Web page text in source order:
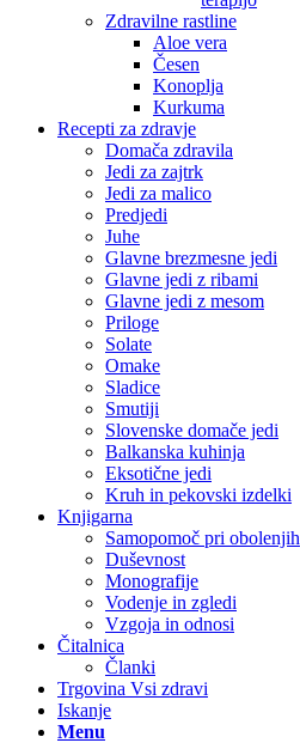
Zdravilne rastline
Aloe vera
Česen
Konoplja
Kurkuma
Recepti za zdravje
Domača zdravila
Jedi za zajtrk
Jedi za malico
Predjedi
Juhe
Glavne brezmesne jedi
Glavne jedi z ribami
Glavne jedi z mesom
Priloge
Solate
Omake
Sladice
Smutiji
Slovenske domače jedi
Balkanska kuhinja
Eksotične jedi
Kruh in pekovski izdelki
Knjigarna
Samopomoč pri obolenjih
Duševnost
Monografije
Vodenje in zgledi
Vzgoja in odnosi
Čitalnica
Članki
Trgovina Vsi zdravi
Iskanje
Menu